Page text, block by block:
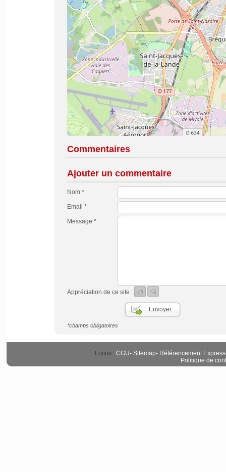
Commentaires
Ajouter un commentaire
Nom *
Email *
Message *
Appréciation de ce site :
*champs obligatoires
Focus : CGU- Sitemap- Référencement Express
Politique de